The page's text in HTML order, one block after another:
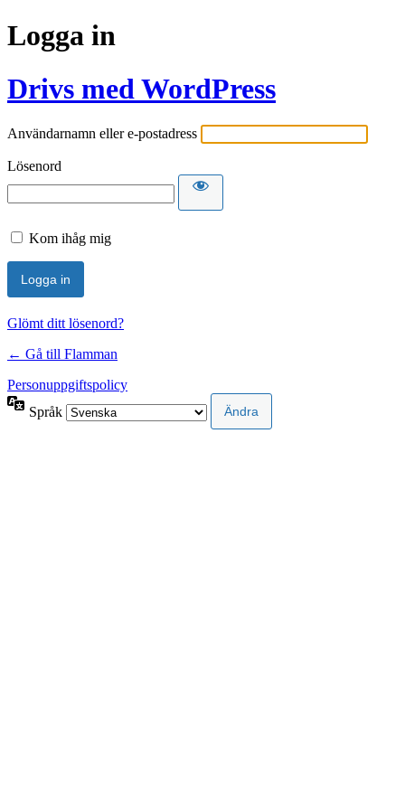
Logga in
Drivs med WordPress
Användarnamn eller e-postadress
Lösenord
Kom ihåg mig
Glömt ditt lösenord?
← Gå till Flamman
Personuppgiftspolicy
Språk